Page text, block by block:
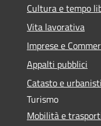
Cultura e tempo
Vita lavorativa
Imprese e
Appalti pubblici
Catasto e
Turismo
Mobilità e